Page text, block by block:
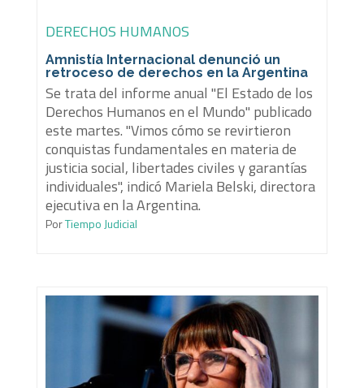
DERECHOS HUMANOS
Amnistía Internacional denunció un
retroceso de derechos en la Argentina
Se trata del informe anual "El Estado de los
Derechos Humanos en el Mundo" publicado
este martes. "Vimos cómo se revirtieron
conquistas fundamentales en materia de
justicia social, libertades civiles y garantías
individuales", indicó Mariela Belski, directora
ejecutiva en la Argentina.
PorTiempo Judicial